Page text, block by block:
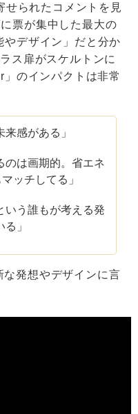
せられたコメントを見
票が集中した最大の
デザイン」だと分か
ス扉がスケルトンに
のインパクトは非常
来感がある」
のは画期的。省エネ
ッチしてる」
いう誰もが考える発
」
な発想やデザインに言